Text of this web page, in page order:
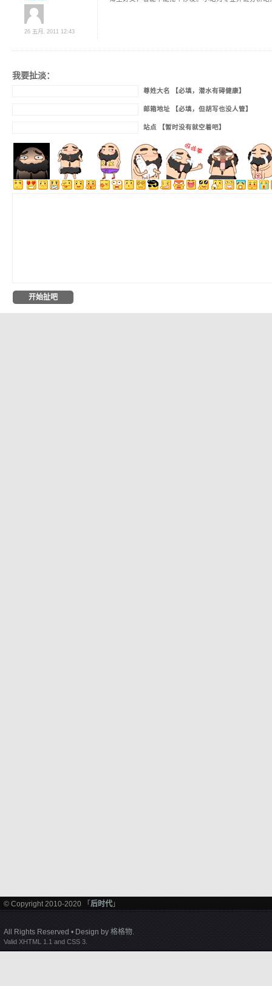
26 五月, 2011 12:43
我要扯淡：
尊姓大名 【必填，潜水有碍健康】
邮箱地址 【必填，但胡写也没人管】
站点 【暂时没有就空着吧】
© Copyright 2010-2020 「 后时代 」
All Rights Reserved • Design by 格格物.
Valid XHTML 1.1 and CSS 3.